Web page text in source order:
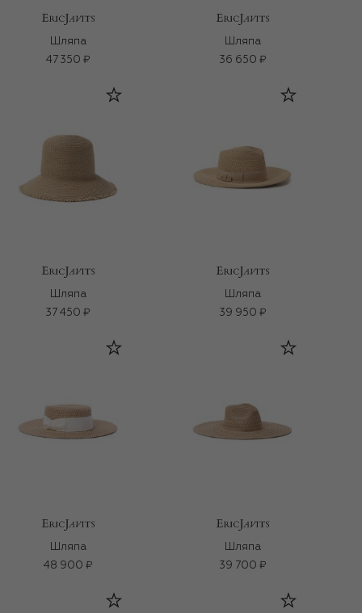
Шляпа
47 350 ₽
Шляпа
36 650 ₽
Шляпа
37 450 ₽
Шляпа
39 950 ₽
Шляпа
48 900 ₽
Шляпа
39 700 ₽